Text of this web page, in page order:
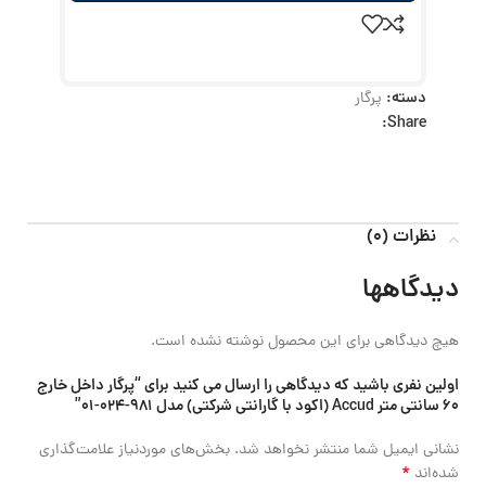
دسته: پرگار
Share:
نظرات (0)
دیدگاهها
هیچ دیدگاهی برای این محصول نوشته نشده است.
اولین نفری باشید که دیدگاهی را ارسال می کنید برای “پرگار داخل خارج
60 سانتی متر Accud (اکود با گارانتی شرکتی) مدل 981-024-01”
نشانی ایمیل شما منتشر نخواهد شد. بخش‌های موردنیاز علامت‌گذاری
شده‌اند *